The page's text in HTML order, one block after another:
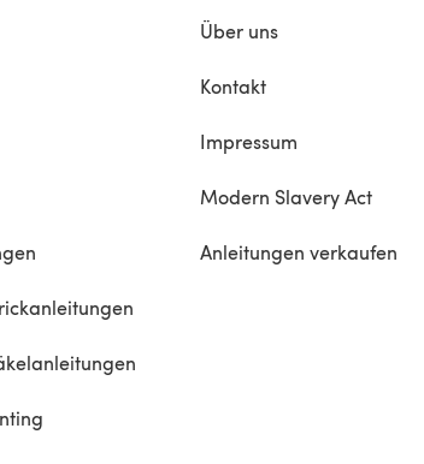
Über uns
Kontakt
Impressum
Modern Slavery Act
Anleitungen verkaufen